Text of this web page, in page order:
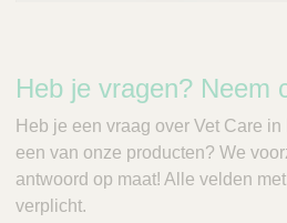
Heb je vragen? Neem
Heb je een vraag over Vet Care
een van onze producten? We
antwoord op maat! Alle velden
verplicht.